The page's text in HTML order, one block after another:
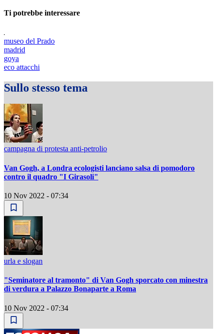
Ti potrebbe interessare
museo del Prado
madrid
goya
eco attacchi
Sullo stesso tema
campagna di protesta anti-petrolio
Van Gogh, a Londra ecologisti lanciano salsa di pomodoro
contro il quadro "I Girasoli"
10 Nov 2022 - 07:34
urla e slogan
"Seminatore al tramonto" di Van Gogh sporcato con minestra
di verdura a Palazzo Bonaparte a Roma
10 Nov 2022 - 07:34